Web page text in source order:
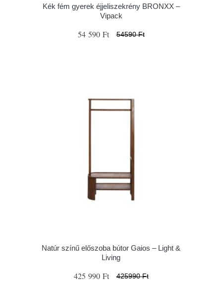
Kék fém gyerek éjjeliszekrény BRONXX –
Vipack
54 590 Ft 54590 Ft
Natúr színű előszoba bútor Gaios – Light &
Living
425 990 Ft 425990 Ft